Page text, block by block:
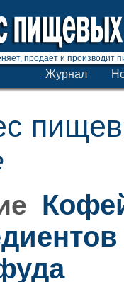
продаёт и производит
Журнал